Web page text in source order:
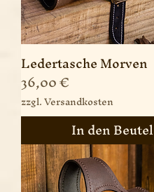
Ledertasche Morven
Preis
36,00 €
zzgl. Versandkosten
In den Beutel